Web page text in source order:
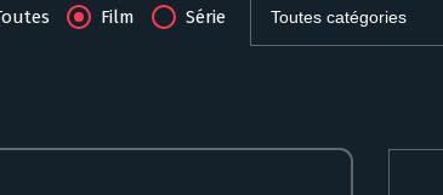
Film Série